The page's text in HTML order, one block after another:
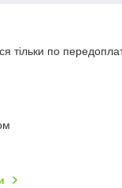
тільки по